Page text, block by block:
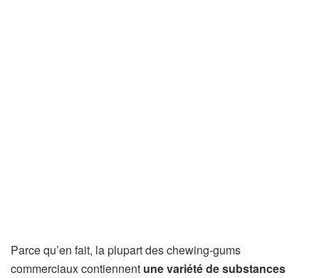
Parce qu’en fait, la plupart des chewing-gums
commerciaux contiennent une variété de substances